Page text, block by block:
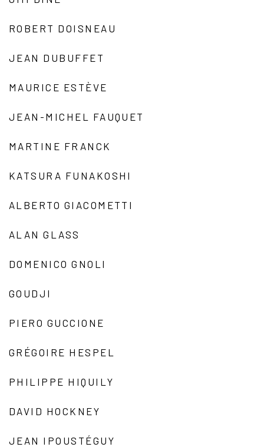
ROBERT DOISNEAU
JEAN DUBUFFET
MAURICE ESTÈVE
JEAN-MICHEL FAUQUET
MARTINE FRANCK
KATSURA FUNAKOSHI
ALBERTO GIACOMETTI
ALAN GLASS
DOMENICO GNOLI
GOUDJI
PIERO GUCCIONE
GRÉGOIRE HESPEL
PHILIPPE HIQUILY
DAVID HOCKNEY
JEAN IPOUSTÉGUY